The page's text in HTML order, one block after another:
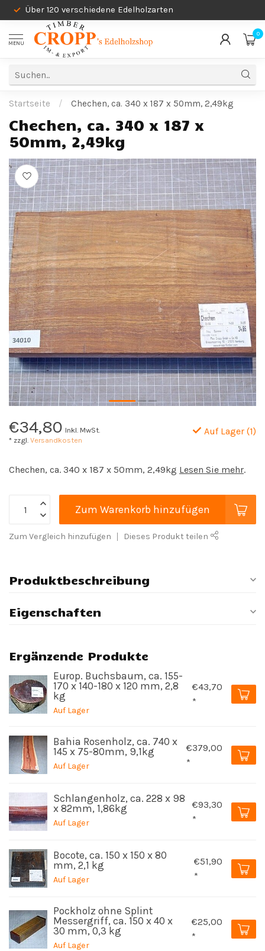
Über 120 verschiedene Edelholzarten
MENU
0
Startseite / Chechen, ca. 340 x 187 x 50mm, 2,49kg
Chechen, ca. 340 x 187 x
50mm, 2,49kg
€34,80 Inkl. MwSt.
* zzgl. Versandkosten
Auf Lager (1)
Chechen, ca. 340 x 187 x 50mm, 2,49kg Lesen Sie mehr.
Zum Warenkorb hinzufügen
Zum Vergleich hinzufügen Dieses Produkt teilen
Produktbeschreibung
Eigenschaften
Ergänzende Produkte
Europ. Buchsbaum, ca. 155-
170 x 140-180 x 120 mm, 2,8
kg
Auf Lager
€43,70
*
Bahia Rosenholz, ca. 740 x
145 x 75-80mm, 9,1kg
Auf Lager
€379,00
*
Schlangenholz, ca. 228 x 98
x 82mm, 1,86kg
Auf Lager
€93,30
*
Bocote, ca. 150 x 150 x 80
mm, 2,1 kg
Auf Lager
€51,90
*
Pockholz ohne Splint
Messergriff, ca. 150 x 40 x
30 mm, 0,3 kg
Auf Lager
€25,00
*